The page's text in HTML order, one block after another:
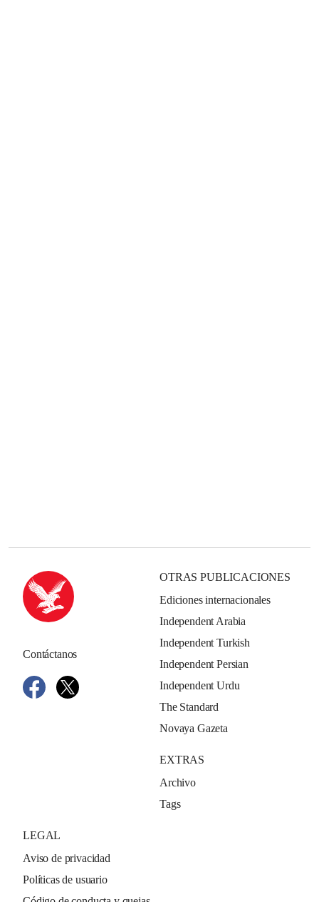
Contáctanos
OTRAS PUBLICACIONES
Ediciones internacionales
Independent Arabia
Independent Turkish
Independent Persian
Independent Urdu
The Standard
Novaya Gazeta
EXTRAS
Archivo
Tags
LEGAL
Aviso de privacidad
Políticas de usuario